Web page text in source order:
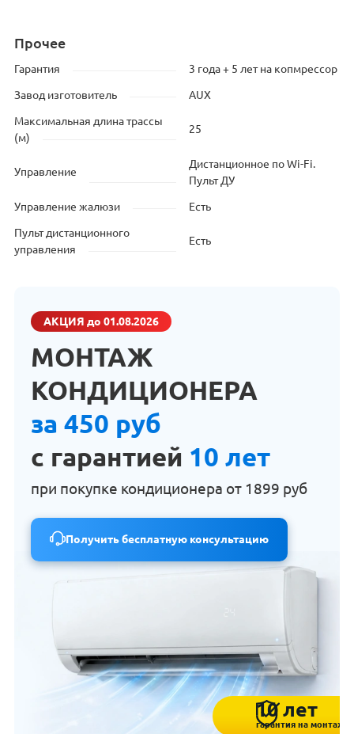
Прочее
Гарантия 3 года + 5 лет на копмрессор
Завод изготовитель AUX
Максимальная длина трассы
(м)
25
Управление
Дистанционное по Wi-Fi.
Пульт ДУ
Управление жалюзи Есть
Пульт дистанционного
управления
Есть
АКЦИЯ до 01.08.2026
МОНТАЖ
КОНДИЦИОНЕРА
за 450 руб
с гарантией 10 лет
при покупке кондиционера от 1899 руб
Получить бесплатную консультацию
10 лет
гарантия на монтаж